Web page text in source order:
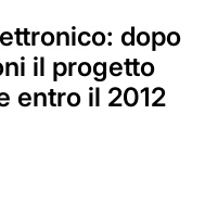
dopo
il progetto
entro il 2012